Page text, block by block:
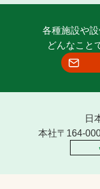
各種施設や
どんなこと
日
本社〒164-